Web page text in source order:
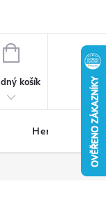
NÁKUPNÍ
košík
Herní zóna